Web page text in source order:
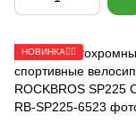
НОВИНКА🚴‍♂️